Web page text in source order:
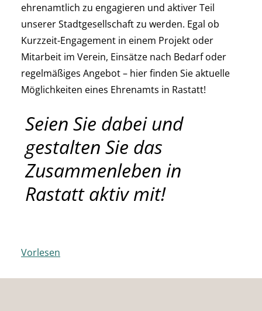
ehrenamtlich zu engagieren und aktiver Teil
unserer Stadtgesellschaft zu werden. Egal ob
Kurzzeit-Engagement in einem Projekt oder
Mitarbeit im Verein, Einsätze nach Bedarf oder
regelmäßiges Angebot – hier finden Sie aktuelle
Möglichkeiten eines Ehrenamts in Rastatt!
Seien Sie dabei und
gestalten Sie das
Zusammenleben in
Rastatt aktiv mit!
Vorlesen